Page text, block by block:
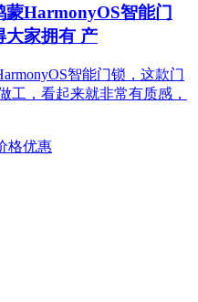
HarmonyOS智能门
大家拥有 产
智能门锁，这款门
工，看起来就非常有质感，
格优惠